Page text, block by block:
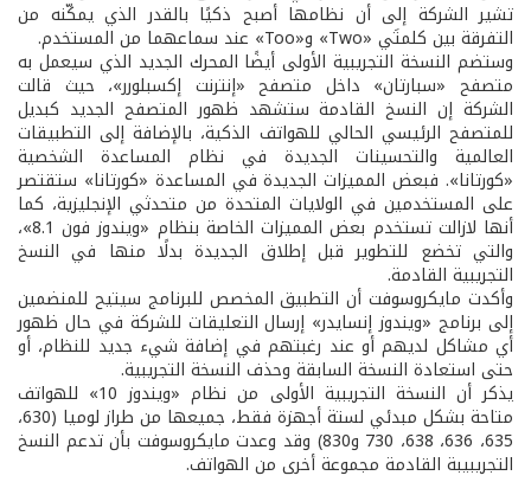
تشير الشركة إلى أن نظامها أصبح ذكيًا بالقدر الذي يمكّنه من
التفرقة بين كلمتَي «Two» و«Too» عند سماعهما من المستخدم.
وستضم النسخة التجريبية الأولى أيضًا المحرك الجديد الذي سيعمل به
متصفح «سبارتان» داخل متصفح «إنترنت إكسبلورر»، حيث قالت
الشركة إن النسخ القادمة ستشهد ظهور المتصفح الجديد كبديل
للمتصفح الرئيسي الحالي للهواتف الذكية، بالإضافة إلى التطبيقات
العالمية والتحسينات الجديدة في نظام المساعدة الشخصية
«كورتانا». فبعض المميزات الجديدة في المساعدة «كورتانا» ستقتصر
على المستخدمين في الولايات المتحدة من متحدثي الإنجليزية، كما
أنها لازالت تستخدم بعض المميزات الخاصة بنظام «ويندوز فون 8.1»،
والتي تخضع للتطوير قبل إطلاق الجديدة بدلًا منها في النسخ
التجريبية القادمة.
وأكدت مايكروسوفت أن التطبيق المخصص للبرنامج سيتيح للمنضمين
إلى برنامج «ويندوز إنسايدر» إرسال التعليقات للشركة في حال ظهور
أي مشاكل لديهم أو عند رغبتهم في إضافة شيء جديد للنظام، أو
حتى استعادة النسخة السابقة وحذف النسخة التجريبية.
يذكر أن النسخة التجريبية الأولى من نظام «ويندوز 10» للهواتف
متاحة بشكل مبدئي لستة أجهزة فقط، جميعها من طراز لوميا (630،
635، 636، 638، 730 و830) وقد وعدت مايكروسوفت بأن تدعم النسخ
التجريبيبة القادمة مجموعة أخرى من الهواتف.